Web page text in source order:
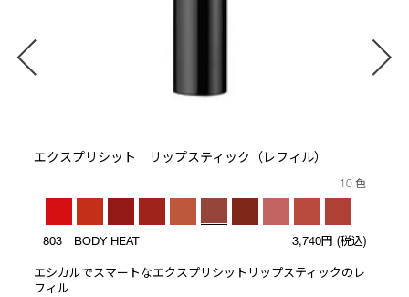
エクスプリシット リップスティック（レフィル）
10 色
803 BODY HEAT 3,740円 (税込)
エシカルでスマートなエクスプリシットリップスティックのレ
フィル